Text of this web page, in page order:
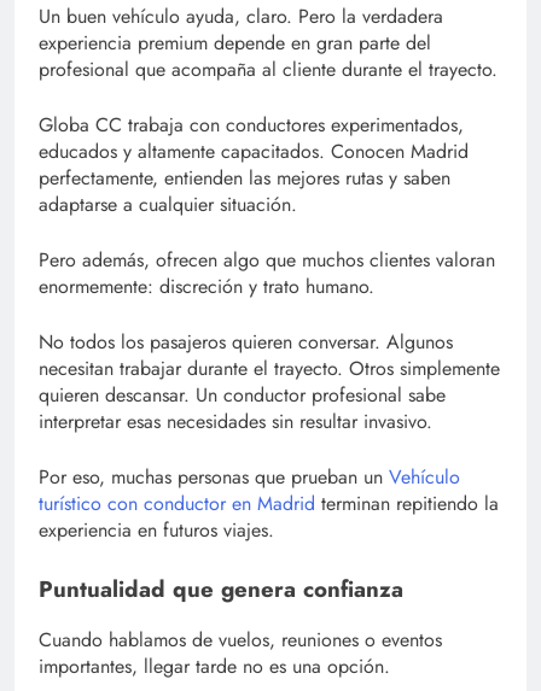
Un buen vehículo ayuda, claro. Pero la verdadera
experiencia premium depende en gran parte del
profesional que acompaña al cliente durante el trayecto.
Globa CC trabaja con conductores experimentados,
educados y altamente capacitados. Conocen Madrid
perfectamente, entienden las mejores rutas y saben
adaptarse a cualquier situación.
Pero además, ofrecen algo que muchos clientes valoran
enormemente: discreción y trato humano.
No todos los pasajeros quieren conversar. Algunos
necesitan trabajar durante el trayecto. Otros simplemente
quieren descansar. Un conductor profesional sabe
interpretar esas necesidades sin resultar invasivo.
Por eso, muchas personas que prueban un Vehículo
turístico con conductor en Madrid terminan repitiendo la
experiencia en futuros viajes.
Puntualidad que genera confianza
Cuando hablamos de vuelos, reuniones o eventos
importantes, llegar tarde no es una opción.